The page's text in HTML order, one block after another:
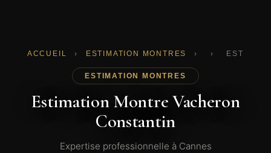
ACCUEIL › ESTIMATION MONTRES › ›
ESTIMATION MONTRES
Estimation Montre Vacheron
Constantin
Expertise professionnelle à Cannes